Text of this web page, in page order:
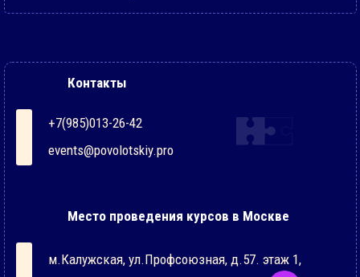
м.Калужская, ул.Профсоюзная, д.57. этаж 1,
Место проведения курсов в Москве
+7(985)013-26-42
events@povolotskiy.pro
Контакты